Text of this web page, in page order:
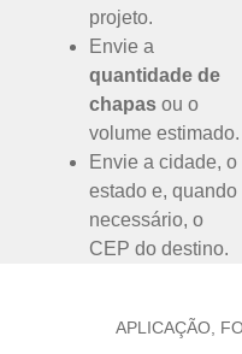
projeto.
Envie a
quantidade de
chapas ou o
volume estimado.
Envie a cidade, o
estado e, quando
necessário, o
CEP do destino.
APLICAÇÃO,